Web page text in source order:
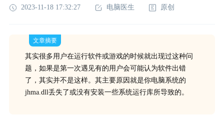
2023-11-18 17:32:27 电脑医生 原创
文章摘要
其实很多用户在运行软件或游戏的时候就出现过这种问
题，如果是第一次遇见有的用户会可能认为软件出错
了，其实并不是这样。其主要原因就是你电脑系统的
jhma.dll丢失了或没有安装一些系统运行库所导致的。